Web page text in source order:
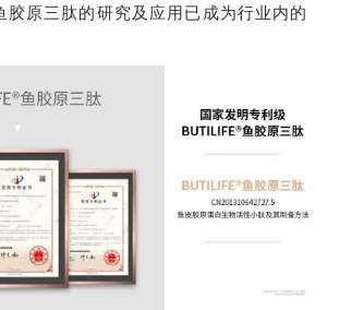
胶原三肽的研究及应用已成为行业内的